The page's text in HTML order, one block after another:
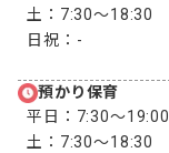
土： 7:30〜18:30
日祝： -
預かり保育
平日： 7:30〜19:00
土： 7:30〜18:30